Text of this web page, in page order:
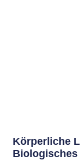
Körperliche
Biologisches